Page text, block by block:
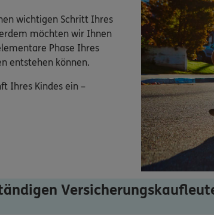
wichtigen Schritt Ihres
möchten wir Ihnen
Phase Ihres
entstehen können.
Ihres Kindes ein –